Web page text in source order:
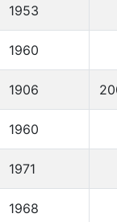
1953
1960
1906
1960
1971
1968